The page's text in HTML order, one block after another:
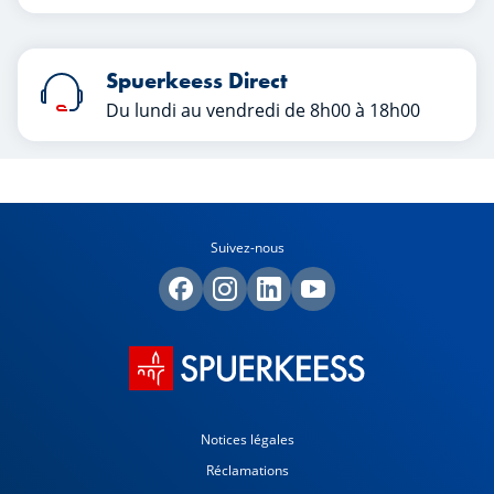
Spuerkeess Direct
Du lundi au vendredi de 8h00 à 18h00
Suivez-nous
Notices légales
Réclamations